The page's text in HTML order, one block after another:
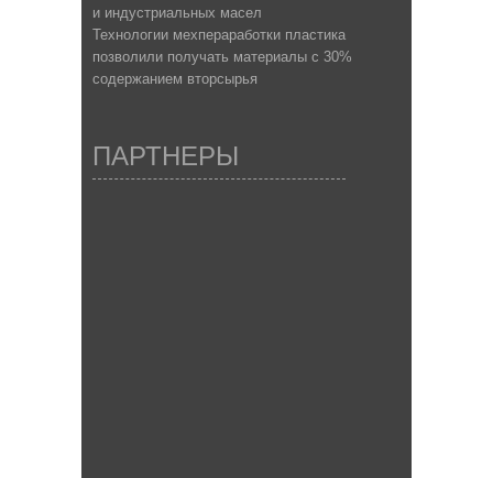
и индустриальных масел
Технологии мехпераработки пластика
позволили получать материалы с 30%
содержанием вторсырья
ПАРТНЕРЫ